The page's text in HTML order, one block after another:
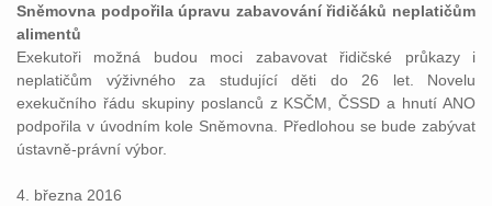
Sněmovna podpořila úpravu zabavování řidičáků neplatičům
alimentů
Exekutoři možná budou moci zabavovat řidičské průkazy i
neplatičům výživného za studující děti do 26 let. Novelu
exekučního řádu skupiny poslanců z KSČM, ČSSD a hnutí ANO
podpořila v úvodním kole Sněmovna. Předlohou se bude zabývat
ústavně-právní výbor.
4. března 2016